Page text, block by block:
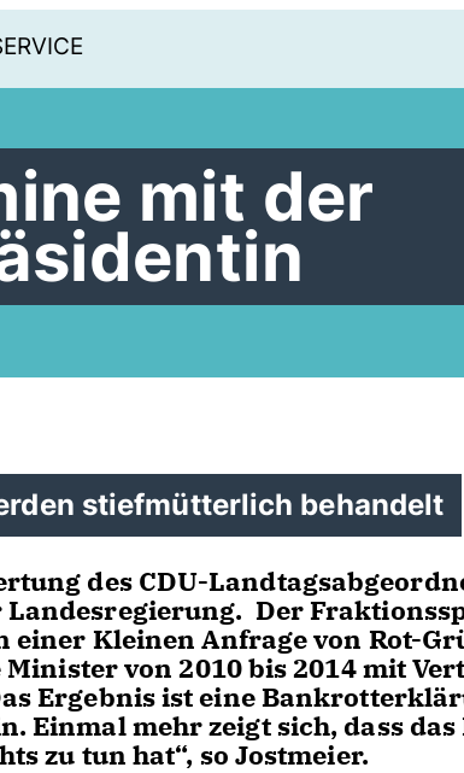
mit der
stiefmütterlich behandelt
des CDU-
Der
Kleinen Anfrage von Rot-
von 2010 bis 2014 mit
Ergebnis ist eine
Einmal mehr zeigt sich, dass das
zu tun hat“, so Jostmeier.